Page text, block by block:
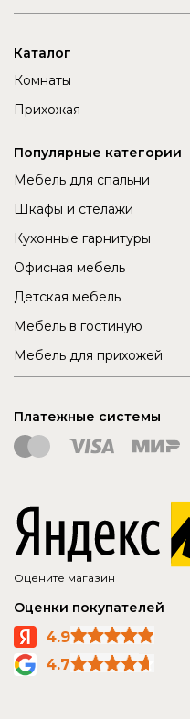
Каталог
Комнаты
Прихожая
Популярные категории
Мебель для спальни
Шкафы и стелажи
Кухонные гарнитуры
Офисная мебель
Детская мебель
Мебель в гостиную
Мебель для прихожей
Платежные системы
Оцените магазин
Оценки покупателей
4.9
4.7